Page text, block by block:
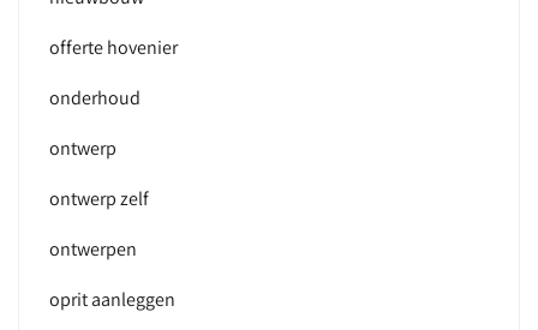
offerte hovenier
onderhoud
ontwerp
ontwerp zelf
ontwerpen
oprit aanleggen